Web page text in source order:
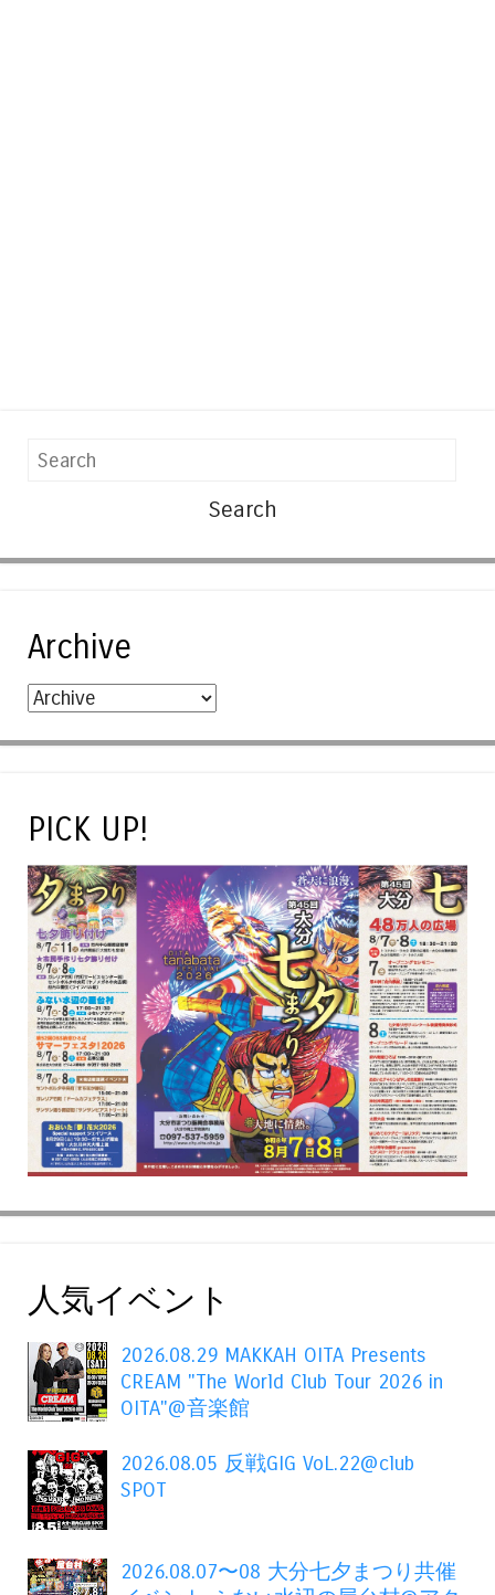
Search
Archive
PICK UP!
人気イベント
2026.08.29 MAKKAH OITA Presents
CREAM "The World Club Tour 2026 in
OITA"@音楽館
2026.08.05 反戦GIG VoL.22@club
SPOT
2026.08.07〜08 大分七夕まつり共催